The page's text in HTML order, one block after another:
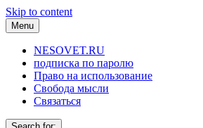
Skip to content
Menu
NESOVET.RU
подписка по паролю
Право на использование
Свобода мысли
Связаться